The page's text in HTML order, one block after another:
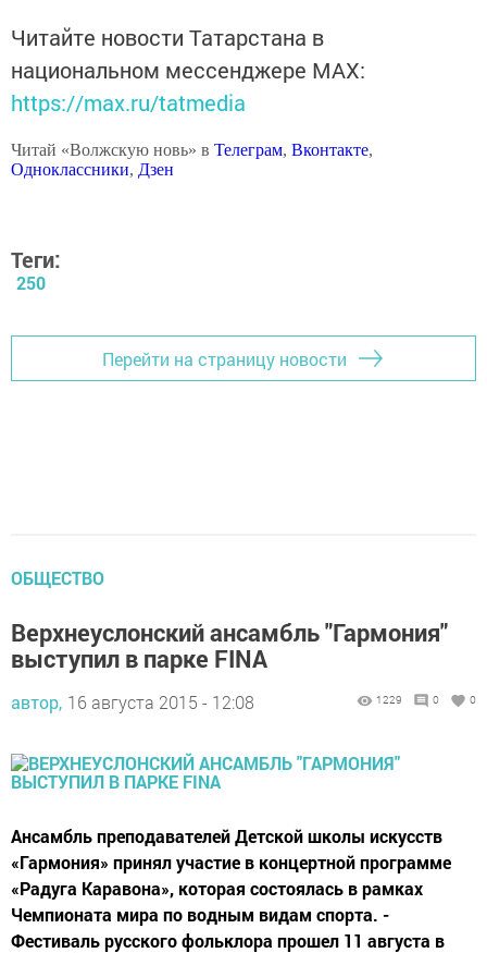
Читайте новости Татарстана в
национальном мессенджере MАХ:
https://max.ru/tatmedia
Читай «Волжскую новь» в Телеграм, Вконтакте,
Одноклассники, Дзен
Теги:
250
Перейти на страницу новости
ОБЩЕСТВО
Верхнеуслонский ансамбль "Гармония"
выступил в парке FINA
автор, 16 августа 2015 - 12:08 1229 0 0
Ансамбль преподавателей Детской школы искусств
«Гармония» принял участие в концертной программе
«Радуга Каравона», которая состоялась в рамках
Чемпионата мира по водным видам спорта. -
Фестиваль русского фольклора прошел 11 августа в